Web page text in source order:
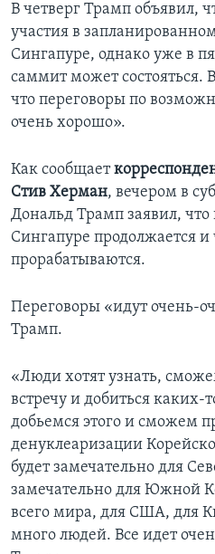
В четверг Трамп объявил,
участия в
Сингапуре, однако уже в
саммит может состояться.
что переговоры по
очень хорошо».
Как сообщает
Стив Херман, вечером в
Дональд Трамп заявил, что
Сингапуре продолжается и
прорабатываются.
Переговоры «идут очень-
Трамп.
«Люди хотят узнать,
встречу и добиться каких-
добьемся этого и сможем
денуклеаризации
будет замечательно для
замечательно для Южной
всего мира, для США, для
много людей. Все идет